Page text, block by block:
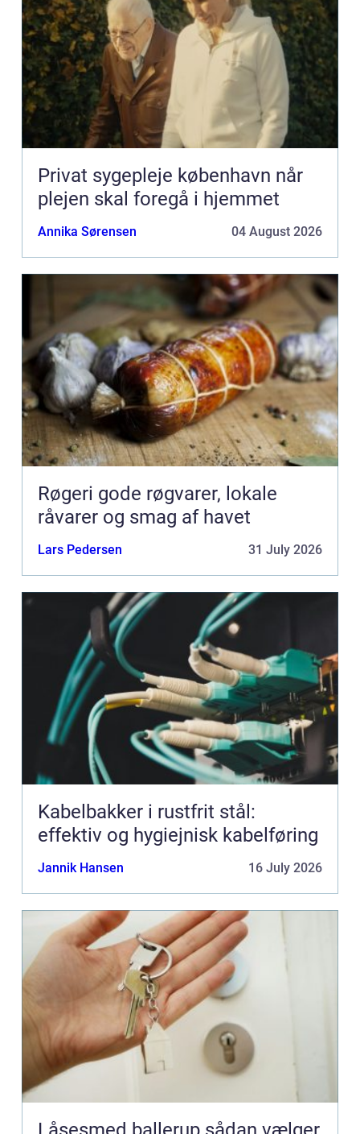
Privat sygepleje københavn når
plejen skal foregå i hjemmet
Annika Sørensen 04 August 2026
Røgeri gode røgvarer, lokale
råvarer og smag af havet
Lars Pedersen 31 July 2026
Kabelbakker i rustfrit stål:
effektiv og hygiejnisk kabelføring
Jannik Hansen 16 July 2026